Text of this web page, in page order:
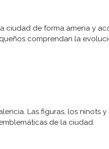
ciudad de forma amena y
comprendan la
Las figuras, los ninots y
de la ciudad.